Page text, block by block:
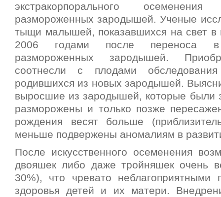
экстракорпорального
размороженных зародышей. Ученые
тыщи малышей, показавшихся на свет
2006 годами после переноса
размороженных зародышей.
соотнесли с плодами
родившихся из новых зародышей.
выросшие из зародышей, которые были
разморожены и только позже
рождения весят больше
меньше подвержены аномалиям в
После искусственного осеменения
двояшек либо даже тройняшек очень
30%), что чревато неблагоприятными
здоровья детей и их матери.